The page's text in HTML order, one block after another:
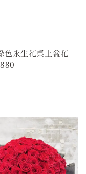
色永生花桌上盆花